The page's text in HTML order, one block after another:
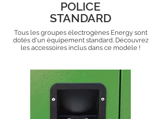
POLICE
STANDARD
Tous les groupes électrogènes Energy sont
dotés d'un équipement standard. Découvrez
les accessoires inclus dans ce modèle !